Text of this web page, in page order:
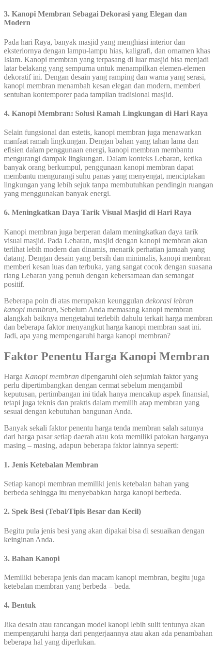
3. Kanopi Membran Sebagai Dekorasi yang Elegan dan
Modern
Pada hari Raya, banyak masjid yang menghiasi interior dan
eksteriornya dengan lampu-lampu hias, kaligrafi, dan ornamen khas
Islam. Kanopi membran yang terpasang di luar masjid bisa menjadi
latar belakang yang sempurna untuk menampilkan elemen-elemen
dekoratif ini. Dengan desain yang ramping dan warna yang serasi,
kanopi membran menambah kesan elegan dan modern, memberi
sentuhan kontemporer pada tampilan tradisional masjid.
4. Kanopi Membran: Solusi Ramah Lingkungan di Hari Raya
Selain fungsional dan estetis, kanopi membran juga menawarkan
manfaat ramah lingkungan. Dengan bahan yang tahan lama dan
efisien dalam penggunaan energi, kanopi membran membantu
mengurangi dampak lingkungan. Dalam konteks Lebaran, ketika
banyak orang berkumpul, penggunaan kanopi membran dapat
membantu mengurangi suhu panas yang menyengat, menciptakan
lingkungan yang lebih sejuk tanpa membutuhkan pendingin ruangan
yang menggunakan banyak energi.
6. Meningkatkan Daya Tarik Visual Masjid di Hari Raya
Kanopi membran juga berperan dalam meningkatkan daya tarik
visual masjid. Pada Lebaran, masjid dengan kanopi membran akan
terlihat lebih modern dan dinamis, menarik perhatian jamaah yang
datang. Dengan desain yang bersih dan minimalis, kanopi membran
memberi kesan luas dan terbuka, yang sangat cocok dengan suasana
riang Lebaran yang penuh dengan kebersamaan dan semangat
positif.
Beberapa poin di atas merupakan keunggulan dekorasi lebran
kanopi membran, Sebelum Anda memasang kanopi membran
alangkah baiknya mengetahui terlebih dahulu terkait harga membran
dan beberapa faktor menyangkut harga kanopi membran saat ini.
Jadi, apa yang mempengaruhi harga kanopi membran?
Faktor Penentu Harga Kanopi Membran
Harga Kanopi membran dipengaruhi oleh sejumlah faktor yang
perlu dipertimbangkan dengan cermat sebelum mengambil
keputusan, pertimbangan ini tidak hanya mencakup aspek finansial,
tetapi juga teknis dan praktis dalam memilih atap membran yang
sesuai dengan kebutuhan bangunan Anda.
Banyak sekali faktor penentu harga tenda membran salah satunya
dari harga pasar setiap daerah atau kota memiliki patokan harganya
masing – masing, adapun beberapa faktor lainnya seperti:
1. Jenis Ketebalan Membran
Setiap kanopi membran memiliki jenis ketebalan bahan yang
berbeda sehingga itu menyebabkan harga kanopi berbeda.
2. Spek Besi (Tebal/Tipis Besar dan Kecil)
Begitu pula jenis besi yang akan dipakai bisa di sesuaikan dengan
keinginan Anda.
3. Bahan Kanopi
Memiliki beberapa jenis dan macam kanopi membran, begitu juga
ketebalan membran yang berbeda – beda.
4. Bentuk
Jika desain atau rancangan model kanopi lebih sulit tentunya akan
mempengaruhi harga dari pengerjaannya atau akan ada penambahan
beberapa hal yang diperlukan.